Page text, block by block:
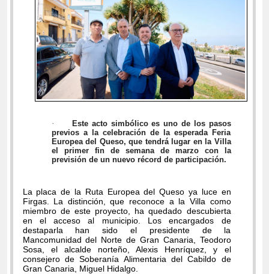
·
Este acto simbólico es uno de los pasos
previos a la celebración de la esperada Feria
Europea del Queso, que tendrá lugar en la Villa
el primer fin de semana de marzo con la
previsión de un nuevo récord de participación.
La placa de la Ruta Europea del Queso ya luce en
Firgas. La distinción, que reconoce a la Villa como
miembro de este proyecto, ha quedado descubierta
en el acceso al municipio. Los encargados de
destaparla han sido el presidente de la
Mancomunidad del Norte de Gran Canaria, Teodoro
Sosa, el alcalde norteño, Alexis Henríquez, y el
consejero de Soberanía Alimentaria del Cabildo de
Gran Canaria, Miguel Hidalgo.